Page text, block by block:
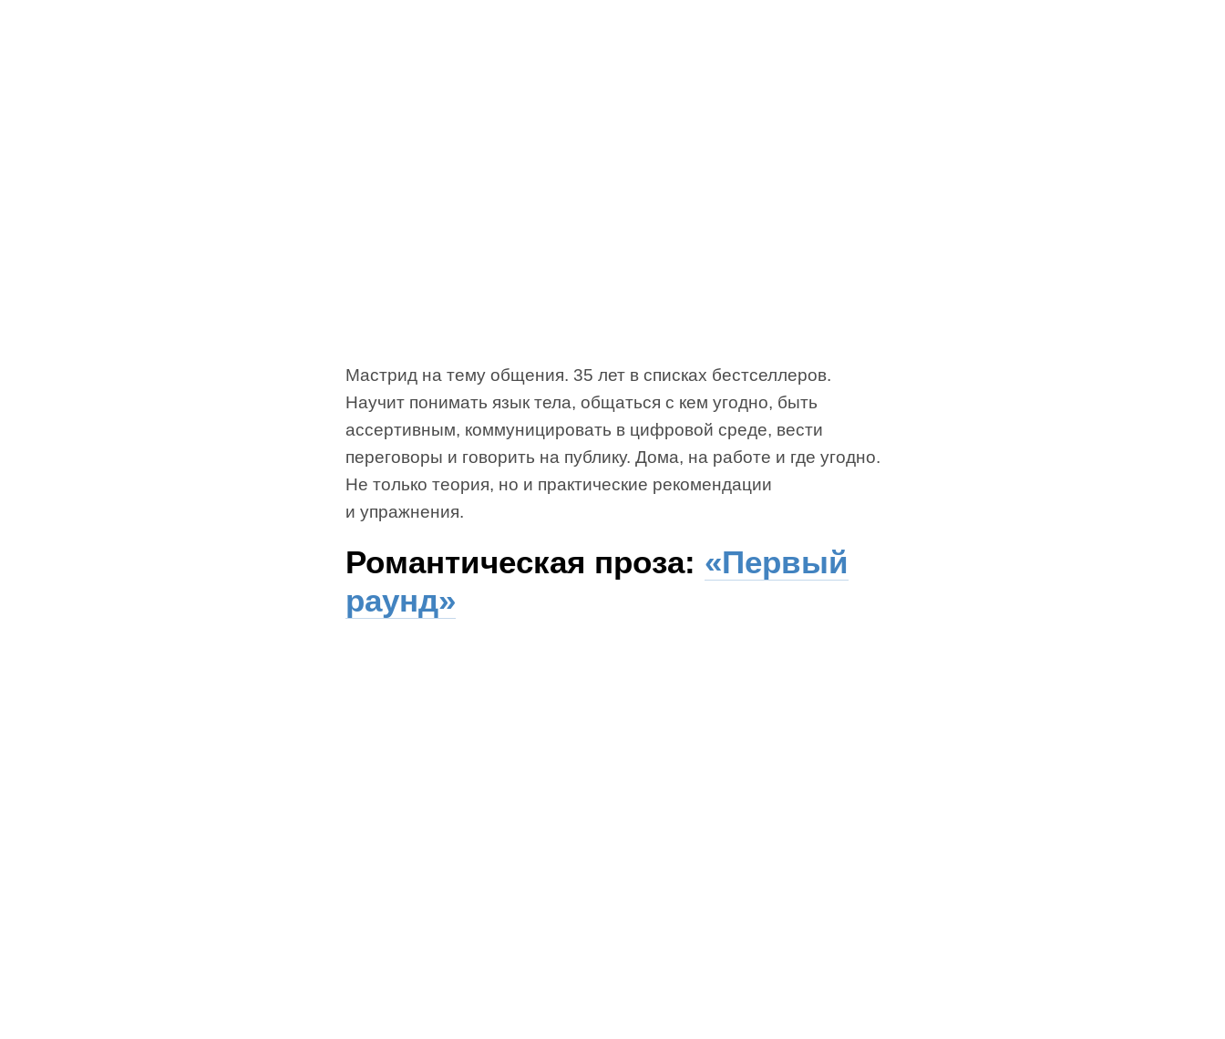
Мастрид на тему общения. 35 лет в списках бестселлеров.
Научит понимать язык тела, общаться с кем угодно, быть
ассертивным, коммуницировать в цифровой среде, вести
переговоры и говорить на публику. Дома, на работе и где угодно.
Не только теория, но и практические рекомендации
и упражнения.
Романтическая проза: «Первый
раунд»